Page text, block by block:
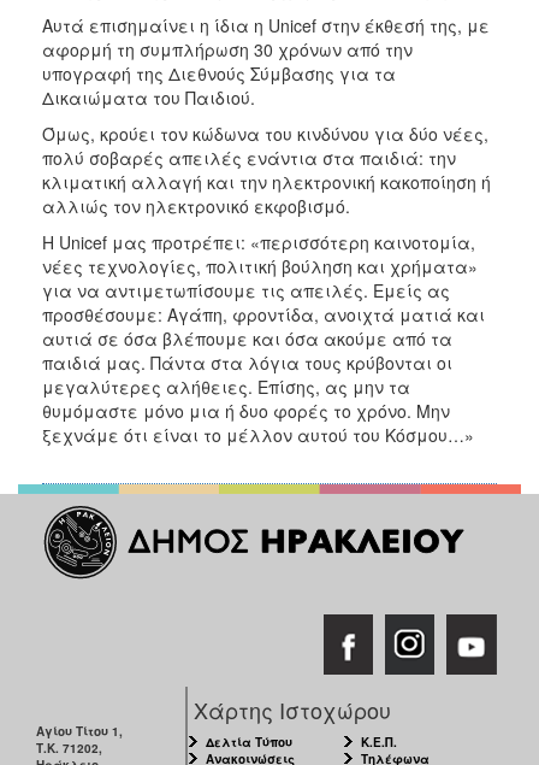
Αυτά επισημαίνει η ίδια η Unicef στην έκθεσή της, με
αφορμή τη συμπλήρωση 30 χρόνων από την
υπογραφή της Διεθνούς Σύμβασης για τα
Δικαιώματα του Παιδιού.
Όμως, κρούει τον κώδωνα του κινδύνου για δύο νέες,
πολύ σοβαρές απειλές ενάντια στα παιδιά: την
κλιματική αλλαγή και την ηλεκτρονική κακοποίηση ή
αλλιώς τον ηλεκτρονικό εκφοβισμό.
Η Unicef μας προτρέπει: «περισσότερη καινοτομία,
νέες τεχνολογίες, πολιτική βούληση και χρήματα»
για να αντιμετωπίσουμε τις απειλές. Εμείς ας
προσθέσουμε: Αγάπη, φροντίδα, ανοιχτά ματιά και
αυτιά σε όσα βλέπουμε και όσα ακούμε από τα
παιδιά μας. Πάντα στα λόγια τους κρύβονται οι
μεγαλύτερες αλήθειες. Επίσης, ας μην τα
θυμόμαστε μόνο μια ή δυο φορές το χρόνο. Μην
ξεχνάμε ότι είναι το μέλλον αυτού του Κόσμου…»
Αγίου Τίτου 1,
Τ.Κ. 71202,
Χάρτης Ιστοχώρου
Δελτία Τύπου
Ανακοινώσεις
Κ.Ε.Π.
Τηλέφωνα